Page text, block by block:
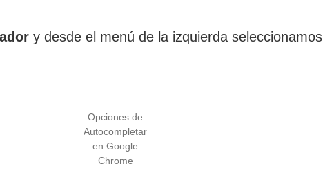
y desde el menú de la izquierda seleccionamos
Opciones de
Autocompletar
en Google
Chrome